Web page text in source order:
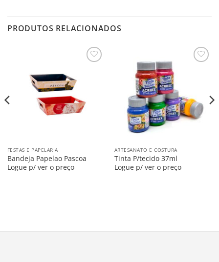
PRODUTOS RELACIONADOS
FESTAS E PAPELARIA
Bandeja Papelao Pascoa
Logue p/ ver o preço
ARTESANATO E COSTURA
Tinta P/tecido 37ml
Logue p/ ver o preço